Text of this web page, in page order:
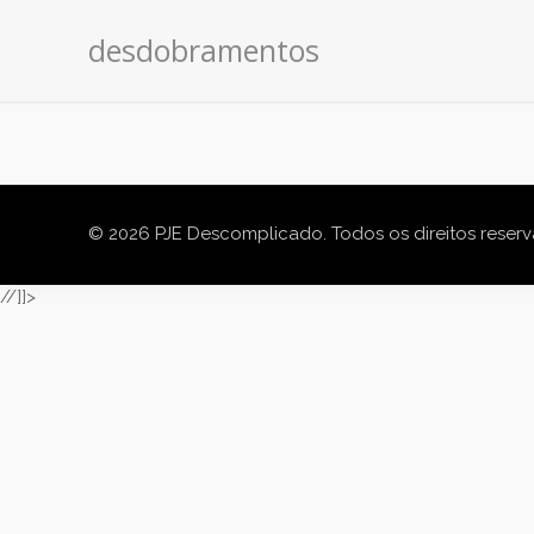
desdobramentos
© 2026 PJE Descomplicado. Todos os direitos
//]]>